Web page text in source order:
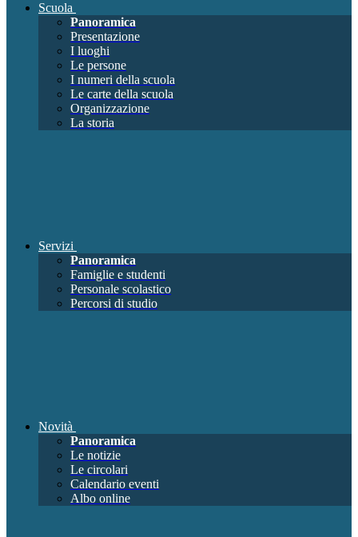
Scuola
Panoramica
Presentazione
I luoghi
Le persone
I numeri della scuola
Le carte della scuola
Organizzazione
La storia
Servizi
Panoramica
Famiglie e studenti
Personale scolastico
Percorsi di studio
Novità
Panoramica
Le notizie
Le circolari
Calendario eventi
Albo online